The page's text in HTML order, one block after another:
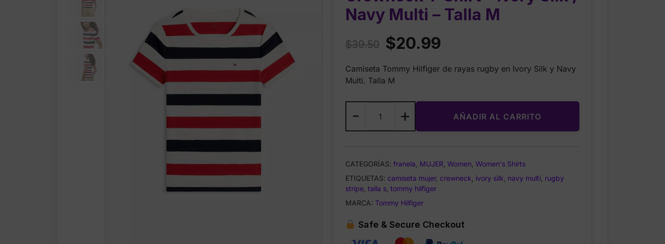
Navy Multi – Talla M
$39.50 Original
was:
$20.99
is:
Camiseta Tommy Hilfiger de rayas rugby en Ivory Silk y Navy
Multi. Talla M
-
Hilfiger
Rugby
T‑Shirt
–
Ivory
Silk
Navy
Multi
+ AÑADIR AL CARRITO
CATEGORÍAS: franela MUJER Women Women's Shirts
ETIQUETAS: camiseta mujer, crewneck ivory silk navy multi rugby
stripe talla s tommy hilfiger
MARCA: Tommy Hilfiger
Safe & Secure Checkout